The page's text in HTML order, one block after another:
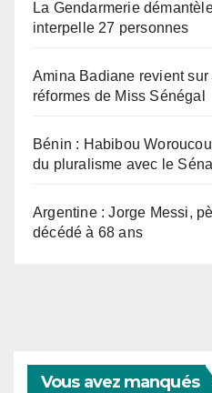
La Gendarmerie
interpelle 27 personnes
Amina Badiane revient
réformes de Miss Sénégal
Bénin : Habibou
du pluralisme avec le
Argentine : Jorge Messi,
décédé à 68 ans
Vous avez manqués